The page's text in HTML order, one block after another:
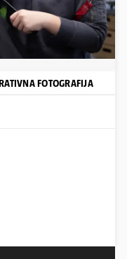
FOTOGRAFIJA